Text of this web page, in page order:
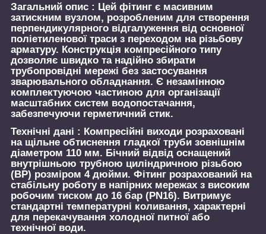
Загальний опис : Цей фітинг є масивним
затискним вузлом, розробленим для створення
перпендикулярного відгалуження від основної
поліетиленової траси з переходом на різьбову
арматуру. Конструкція компресійного типу
дозволяє швидко та надійно збирати
трубопровідні мережі без застосування
зварювального обладнання. Є незамінною
комплектуючою частиною для організації
масштабних систем водопостачання,
забезпечуючи герметичний стик.
Технічні дані : Компресійні виходи розраховані
на щільне обтиснення гладкої труби зовнішнім
діаметром 110 мм. Бічний відвід оснащений
внутрішньою трубною циліндричною різьбою
(ВР) розміром 4 дюйми. Фітинг розрахований на
стабільну роботу в напірних мережах з високим
робочим тиском до 16 бар (PN16). Витримує
стандартні температурні коливання, характерні
для перекачування холодної питної або
технічної води.